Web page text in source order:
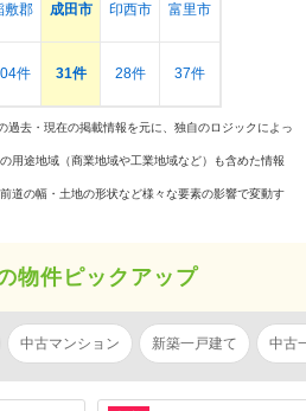
敷郡
件
成田市
31件
印西市
28件
富里市
37件
去・現在の掲載情報を元に、独自のロジックによっ
用途地域（商業地域や工業地域など）も含めた情報
道の幅・土地の形状など様々な要素の影響で変動す
物件ピックアップ
中古マンション 新築一戸建て 中古